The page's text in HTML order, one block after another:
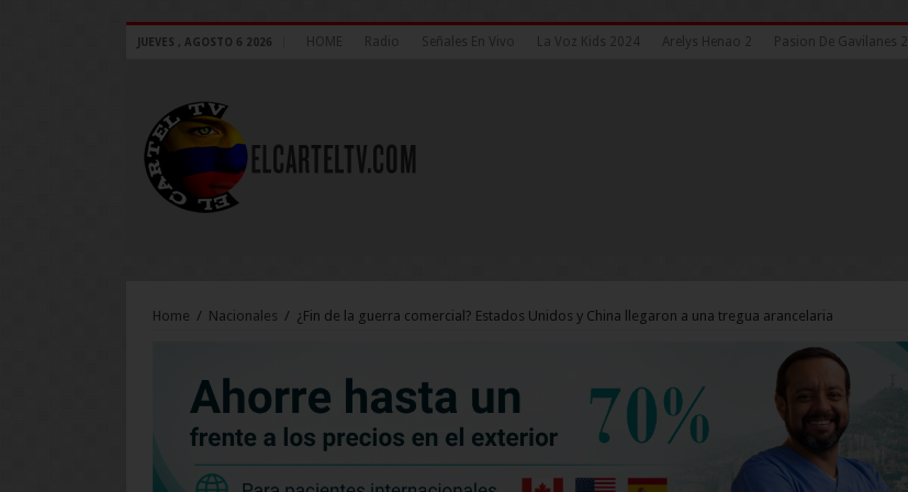
JUEVES , AGOSTO 6 2026 HOME Radio Señales En Vivo La Voz Kids 2024 Arelys Henao 2 Pasion De Gavilanes 2
Home / Nacionales / ¿Fin de la guerra comercial? Estados Unidos y China llegaron a una tregua arancelaria